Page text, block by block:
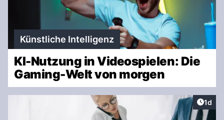
Künstliche Intelligenz
KI-Nutzung in Videospielen: Die
Gaming-Welt von morgen
1d